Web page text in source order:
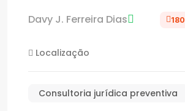
Davy J. Ferreira Dias
Localização
Consultoria jurídica preventiva